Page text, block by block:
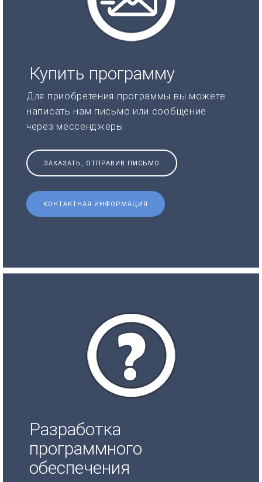
Купить программу
Для приобретения программы вы можете
написать нам письмо или сообщение
через мессенджеры
ЗАКАЗАТЬ, ОТПРАВИВ ПИСЬМО
КОНТАКТНАЯ ИНФОРМАЦИЯ
Разработка
программного
обеспечения